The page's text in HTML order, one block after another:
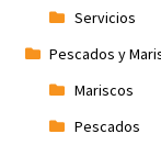
Servicios
Pescados y
Mariscos
Pescados